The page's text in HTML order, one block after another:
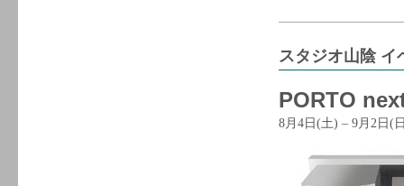
スタジオ山陰 イ
PORTO
8月4日(土) – 9月2日(